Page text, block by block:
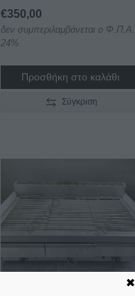
€350,00
δεν συμπεριλαμβάνεται ο Φ.Π.Α.
24%
Προσθήκη στο καλάθι
Σύγκριση
✖